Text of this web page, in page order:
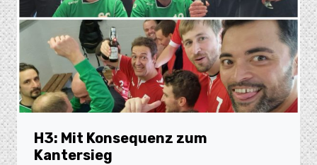
H3: Mit Konsequenz zum
Kantersieg